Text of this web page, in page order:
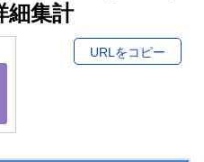
細集計
URLをコピー